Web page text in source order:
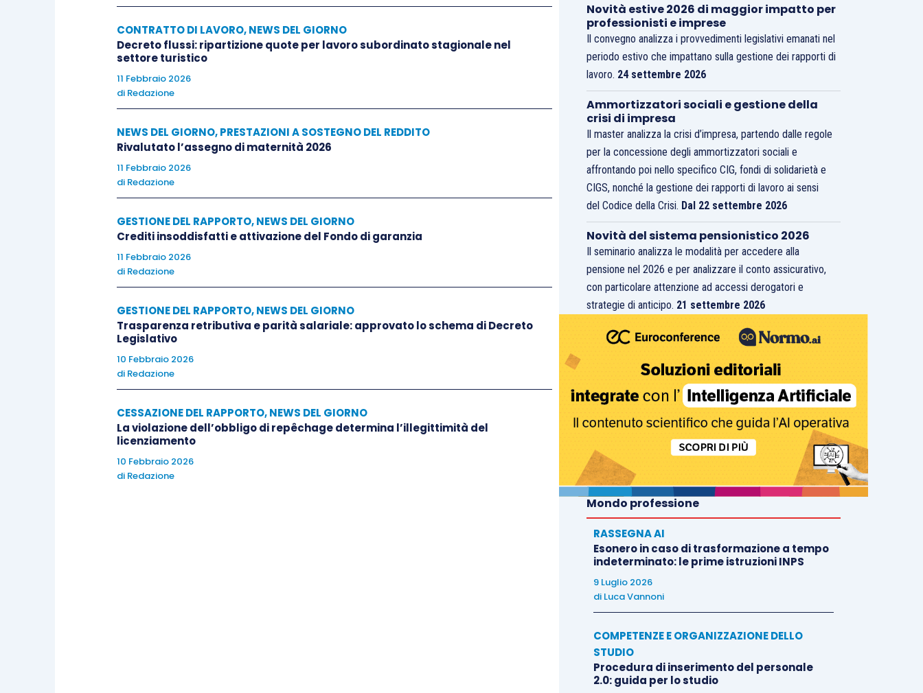
CONTRATTO DI LAVORO,NEWS DEL GIORNO
Decreto flussi: ripartizione quote per lavoro subordinato stagionale nel
settore turistico
11 Febbraio 2026
di Redazione
NEWS DEL GIORNO,PRESTAZIONI A SOSTEGNO DEL REDDITO
Rivalutato l’assegno di maternità 2026
11 Febbraio 2026
di Redazione
GESTIONE DEL RAPPORTO,NEWS DEL GIORNO
Crediti insoddisfatti e attivazione del Fondo di garanzia
11 Febbraio 2026
di Redazione
GESTIONE DEL RAPPORTO,NEWS DEL GIORNO
Trasparenza retributiva e parità salariale: approvato lo schema di Decreto
Legislativo
10 Febbraio 2026
di Redazione
CESSAZIONE DEL RAPPORTO,NEWS DEL GIORNO
La violazione dell’obbligo di repêchage determina l’illegittimità del
licenziamento
10 Febbraio 2026
di Redazione
Novità estive 2026 di maggior impatto per
professionisti e imprese
Il convegno analizza i provvedimenti legislativi emanati nel
periodo estivo che impattano sulla gestione dei rapporti di
lavoro. 24 settembre 2026
Ammortizzatori sociali e gestione della
crisi di impresa
Il master analizza la crisi d’impresa, partendo dalle regole
per la concessione degli ammortizzatori sociali e
affrontando poi nello specifico CIG, fondi di solidarietà e
CIGS, nonché la gestione dei rapporti di lavoro ai sensi
del Codice della Crisi. Dal 22 settembre 2026
Novità del sistema pensionistico 2026
Il seminario analizza le modalità per accedere alla
pensione nel 2026 e per analizzare il conto assicurativo,
con particolare attenzione ad accessi derogatori e
strategie di anticipo. 21 settembre 2026
Mondo professione
RASSEGNA AI
Esonero in caso di trasformazione a tempo
indeterminato: le prime istruzioni INPS
9 Luglio 2026
di Luca Vannoni
COMPETENZE E ORGANIZZAZIONE DELLO
STUDIO
Procedura di inserimento del personale
2.0: guida per lo studio